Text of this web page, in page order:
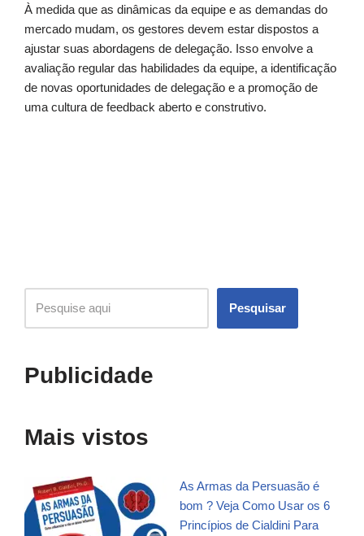
À medida que as dinâmicas da equipe e as demandas do
mercado mudam, os gestores devem estar dispostos a
ajustar suas abordagens de delegação. Isso envolve a
avaliação regular das habilidades da equipe, a identificação
de novas oportunidades de delegação e a promoção de
uma cultura de feedback aberto e construtivo.
Pesquisar
Publicidade
Mais vistos
As Armas da Persuasão é
bom ? Veja Como Usar os 6
Princípios de Cialdini Para